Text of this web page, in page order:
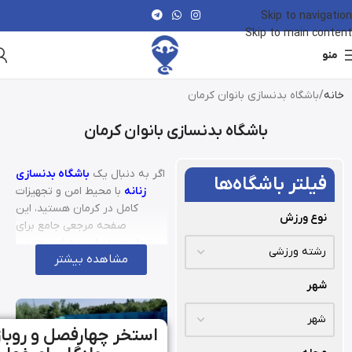
Skip to navigation
Skip to main content
منو
خانه باشگاه بدنسازی بانوان کرمان
باشگاه بدنسازی بانوان کرمان
فیلتر باشگاه‌ها
نوع ورزش
شهر
اگر به دنبال یک باشگاه بدنسازی
زنانه با محیط امن و تجهیزات
کامل در کرمان هستید، این
صفحه مرجعی جامع برای
شماست. در این بخش، بهترین
سالن‌ها و باشگاه‌های ویژه بانوان
معرفی شده‌اند تا بتوانید با یک
نگاه، امکانات، کلاس‌ها، موقعیت
و قیمت هر مجموعه را بررسی و
مقایسه کنید. جزئیات شامل
آدرس دقیق، ساعات فعالیت،
مشاهده بیشتر
استخر چهارفصل و